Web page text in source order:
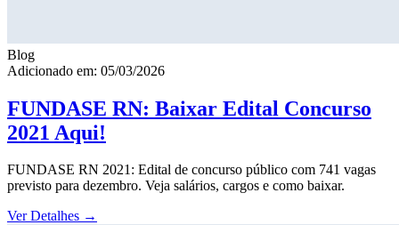
Blog
Adicionado em: 05/03/2026
FUNDASE RN: Baixar Edital Concurso
2021 Aqui!
FUNDASE RN 2021: Edital de concurso público com 741 vagas
previsto para dezembro. Veja salários, cargos e como baixar.
Ver Detalhes →